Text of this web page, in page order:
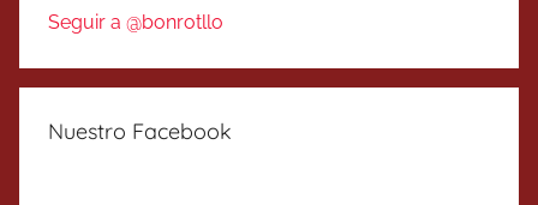
Seguir a @bonrotllo
Nuestro Facebook